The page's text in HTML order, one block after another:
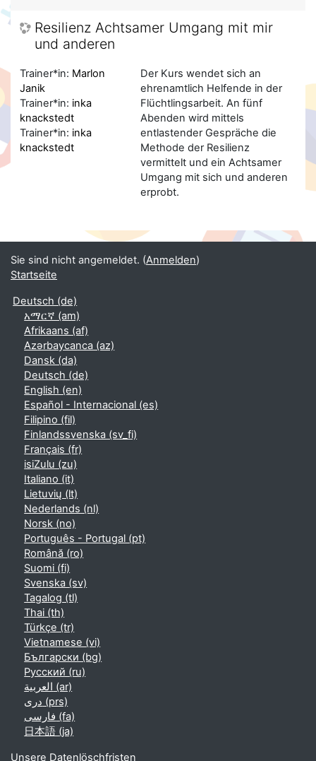
Resilienz Achtsamer Umgang mit mir
und anderen
Der Kurs wendet sich an
ehrenamtlich Helfende in der
Flüchtlingsarbeit. An fünf
Abenden wird mittels
entlastender Gespräche die
Methode der Resilienz
vermittelt und ein Achtsamer
Umgang mit sich und anderen
erprobt.
Trainer*in: Marlon
Janik
Trainer*in: inka
knackstedt
Trainer*in: inka
knackstedt
Sie sind nicht angemeldet. (Anmelden)
Startseite
Deutsch ‎(de)‎
አማርኛ ‎(am)‎
Afrikaans ‎(af)‎
Azərbaycanca ‎(az)‎
Dansk ‎(da)‎
Deutsch ‎(de)‎
English ‎(en)‎
Español - Internacional ‎(es)‎
Filipino ‎(fil)‎
Finlandssvenska ‎(sv_fi)‎
Français ‎(fr)‎
isiZulu ‎(zu)‎
Italiano ‎(it)‎
Lietuvių ‎(lt)‎
Nederlands ‎(nl)‎
Norsk ‎(no)‎
Português - Portugal ‎(pt)‎
Română ‎(ro)‎
Suomi ‎(fi)‎
Svenska ‎(sv)‎
Tagalog ‎(tl)‎
Thai ‎(th)‎
Türkçe ‎(tr)‎
Vietnamese ‎(vi)‎
Български ‎(bg)‎
Русский ‎(ru)‎
العربية ‎(ar)‎
دری ‎(prs)‎
فارسی ‎(fa)‎
日本語 ‎(ja)‎
Unsere Datenlöschfristen